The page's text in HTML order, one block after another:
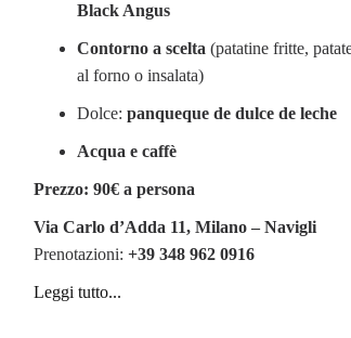
Black Angus
Contorno a scelta (patatine fritte,
al forno o insalata)
Dolce: panqueque de dulce de leche
Acqua e caffè
Prezzo: 90€ a persona
Via Carlo d’Adda 11, Milano – Navigli
Prenotazioni: +39 348 962 0916
Leggi tutto...